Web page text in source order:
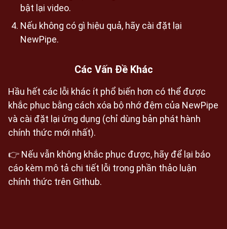
bật lại video.
Nếu không có gì hiệu quả, hãy cài đặt lại
NewPipe.
Các Vấn Đề Khác
Hầu hết các lỗi khác ít phổ biến hơn có thể được
khắc phục bằng cách xóa bộ nhớ đệm của NewPipe
và cài đặt lại ứng dụng (chỉ dùng bản phát hành
chính thức mới nhất).
👉 Nếu vẫn không khắc phục được, hãy để lại báo
cáo kèm mô tả chi tiết lỗi trong phần thảo luận
chính thức trên Github.